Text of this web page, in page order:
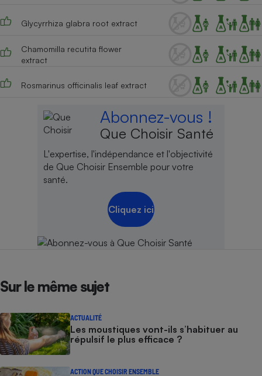
Glycyrrhiza glabra root extract
Chamomilla recutita flower
extract
Rosmarinus officinalis leaf extract
Abonnez-vous !
Que Choisir Santé
L'expertise, l'indépendance et l'objectivité
de Que Choisir Ensemble pour votre
santé.
Cliquez ici
Sur le même sujet
ACTUALITÉ
Les moustiques vont-ils s’habituer au
répulsif le plus efficace ?
ACTION QUE CHOISIR ENSEMBLE